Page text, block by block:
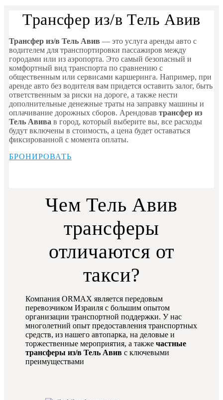
Трансфер из/в Тель Авив
Трансфер из/в Тель Авив — это услуга аренды авто с
водителем для транспортировки пассажиров между
городами или из аэропорта. Это самый безопасный и
комфортный вид транспорта по сравнению с
общественным или сервисами каршеринга. Например, при
аренде авто без водителя вам придется оставить залог, быть
ответственным за риски на дороге, а также нести
дополнительные денежные траты на заправку машины и
оплачивание дорожных сборов. Арендовав трансфер из
Тель Авива в город, который выберите вы, все расходы
будут включены в стоимость, а цена будет оставаться
фиксированной с момента оплаты.
БРОНИРОВАТЬ
Чем Тель Авив
трансферы
отличаются от
такси?
Компания ORMAX является передовым
перевозчиком Израиля с большим опытом
организации транспортной поддержки. У нас
многолетний опыт предоставления транспортных
средств, из нашего автопарка, на деловые и
торжественные мероприятия, а такжечастные
трансферы из/в Тель Авив с ключевыми
преимуществами